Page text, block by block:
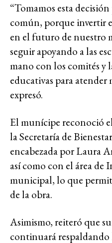
“Tomamos esta
común, porque invertir
en el futuro de nuestro
seguir apoyando a las
mano con los comités y
educativas para atender
expresó.
El munícipe reconoció
la Secretaría de
encabezada por Laura
así como con el área de
municipal, lo que
de la obra.
Asimismo, reiteró que
continuará